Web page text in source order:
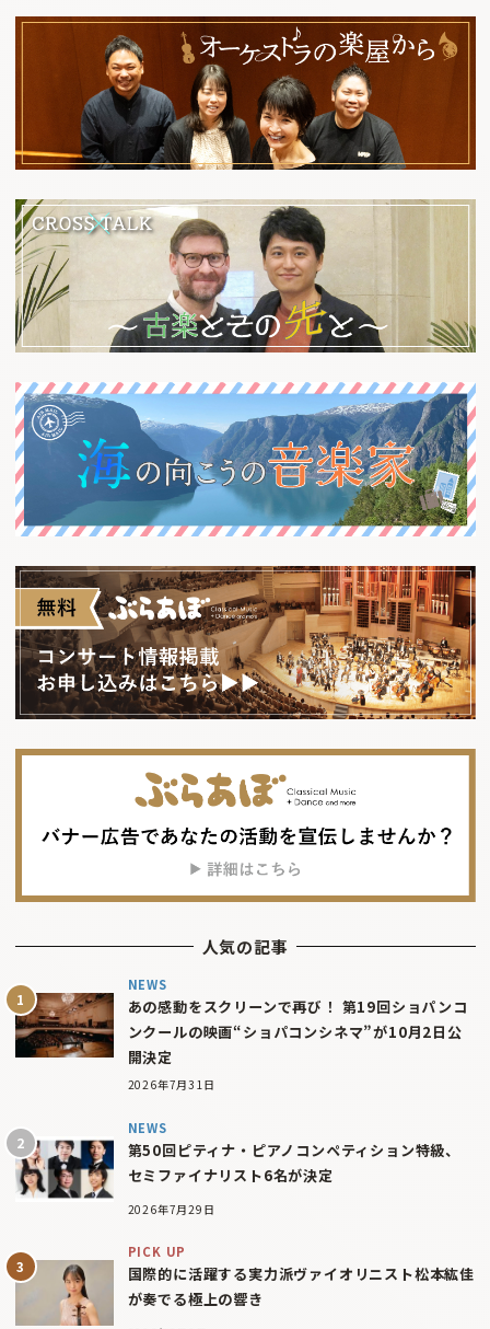
人気の記事
NEWS
あの感動をスクリーンで再び！ 第19回ショパンコ
ンクールの映画“ショパコンシネマ”が10月2日公
開決定
2026年7月31日
NEWS
第50回ピティナ・ピアノコンペティション特級、
セミファイナリスト6名が決定
2026年7月29日
PICK UP
国際的に活躍する実力派ヴァイオリニスト松本紘佳
が奏でる極上の響き